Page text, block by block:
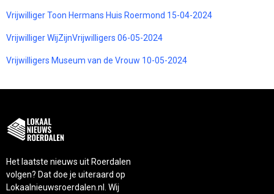
Vrijwilliger Toon Hermans Huis Roermond 15-04-2024
Vrijwilliger WijZijnVrijwilligers 06-05-2024
Vrijwilligers Museum van de Vrouw 10-05-2024
Het laatste nieuws uit Roerdalen
volgen? Dat doe je uiteraard op
Lokaalnieuwsroerdalen.nl. Wij